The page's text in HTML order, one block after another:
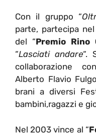
Con il gruppo “
parte, partecipa
del “Premio Rino
“Lasciati andare“.
collaborazione
Alberto Flavio
brani a diversi
bambini,ragazzi e
Nel 2003 vince al “